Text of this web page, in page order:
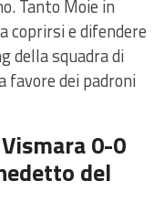
Tanto Moie in
coprirsi e difendere
della squadra di
favore dei padroni
0-0
del